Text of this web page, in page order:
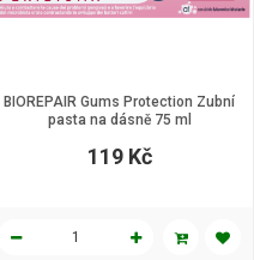
BIOREPAIR Gums Protection Zubní
pasta na dásně 75 ml
119 Kč